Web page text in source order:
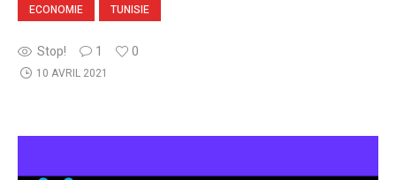
ECONOMIE TUNISIE
Stop! 1 0
10 AVRIL 2021